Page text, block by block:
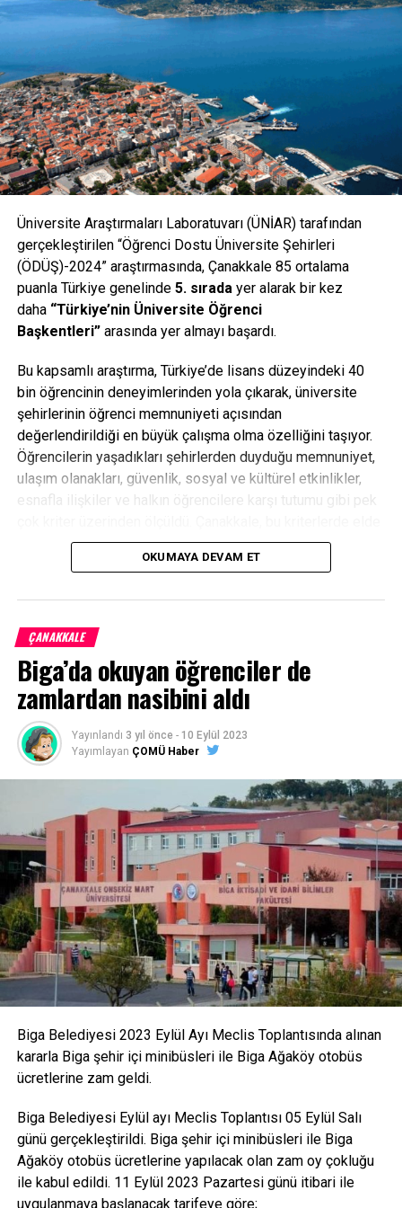
KAÇIRMAYIN
Erdoğan’dan öğretmen adaylarına müjde
Üniversite Araştırmaları Laboratuvarı (ÜNİAR) tarafından
gerçekleştirilen “Öğrenci Dostu Üniversite Şehirleri
(ÖDÜŞ)-2024” araştırmasında, Çanakkale 85 ortalama
puanla Türkiye genelinde 5. sıradayer alarak bir kez
daha “Türkiye’nin Üniversite Öğrenci
Başkentleri”arasında yer almayı başardı.
Bu kapsamlı araştırma, Türkiye’de lisans düzeyindeki 40
bin öğrencinin deneyimlerinden yola çıkarak, üniversite
şehirlerinin öğrenci memnuniyeti açısından
değerlendirildiği en büyük çalışma olma özelliğini taşıyor.
Öğrencilerin yaşadıkları şehirlerden duyduğu memnuniyet,
ulaşım olanakları, güvenlik, sosyal ve kültürel etkinlikler,
esnafla ilişkiler ve halkın öğrencilere karşı tutumu gibi pek
ettiği yüksek memnuniyet düzeyiyle A+ seviyesinde yer
Facebook
Mastodon
EmailShare
OKUMAYA DEVAM ET
ÇANAKKALE
Biga’da okuyan öğrenciler de
zamlardan nasibini aldı
Yayınlandı 3 yıl önce - 10 Eylül 2023
Yayımlayan ÇOMÜ Haber
Biga Belediyesi 2023 Eylül Ayı Meclis Toplantısında alınan
kararla Biga şehir içi minibüsleri ile Biga Ağaköy otobüs
ücretlerine zam geldi.
Biga Belediyesi Eylül ayı Meclis Toplantısı 05 Eylül Salı
günü gerçekleştirildi. Biga şehir içi minibüsleri ile Biga
Ağaköy otobüs ücretlerine yapılacak olan zam oy çokluğu
ile kabul edildi. 11 Eylül 2023 Pazartesi günü itibari ile
uygulanmaya başlanacak tarifeye göre;